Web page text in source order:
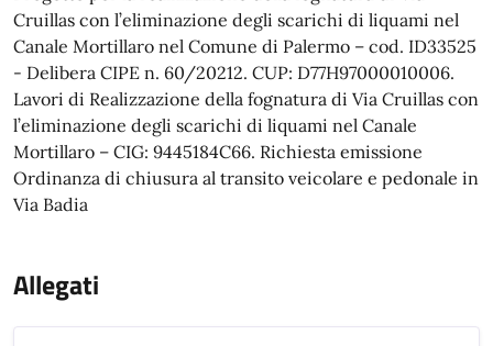
Cruillas con l’eliminazione degli scarichi di liquami nel
Canale Mortillaro nel Comune di Palermo – cod. ID33525
- Delibera CIPE n. 60/20212. CUP: D77H97000010006.
Lavori di Realizzazione della fognatura di Via Cruillas con
l’eliminazione degli scarichi di liquami nel Canale
Mortillaro – CIG: 9445184C66. Richiesta emissione
Ordinanza di chiusura al transito veicolare e pedonale in
Via Badia
Allegati